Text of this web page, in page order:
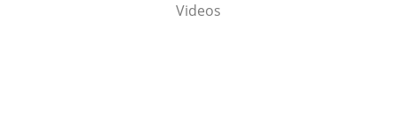
Videos